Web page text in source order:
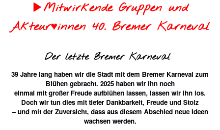
Mitwirkende Gruppen und
Akteur♥innen 40. Bremer Karneval
Der letzte Bremer Karneval
39 Jahre lang haben wir die Stadt mit dem Bremer Karneval zum
Blühen gebracht. 2025 haben wir ihn noch
einmal mit großer Freude aufblühen lassen, lassen wir ihn los.
Doch wir tun dies mit tiefer Dankbarkeit, Freude und Stolz
– und mit der Zuversicht, dass aus diesem Abschied neue Ideen
wachsen werden.